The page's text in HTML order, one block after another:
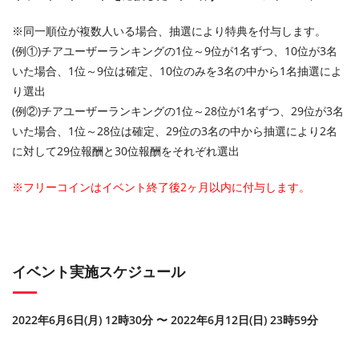
※同一順位が複数人いる場合、抽選により特典を付与します。
(例①)チアユーザーランキングの1位～9位が1名ずつ、10位が3名
いた場合、1位～9位は確定、10位のみを3名の中から1名抽選によ
り選出
(例②)チアユーザーランキングの1位～28位が1名ずつ、29位が3名
いた場合、1位～28位は確定、29位の3名の中から抽選により2名
に対して29位報酬と30位報酬をそれぞれ選出
※フリーコインはイベント終了後2ヶ月以内に付与します。
イベント実施スケジュール
2022年6月6日(月) 12時30分 〜 2022年6月12日(日) 23時59分